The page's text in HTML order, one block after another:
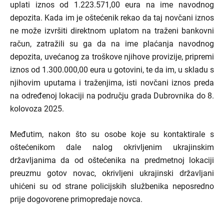
uplati iznos od 1.223.571,00 eura na ime navodnog
depozita. Kada im je oštećenik rekao da taj novčani iznos
ne može izvršiti direktnom uplatom na traženi bankovni
račun, zatražili su ga da na ime plaćanja navodnog
depozita, uvećanog za troškove njihove provizije, pripremi
iznos od 1.300.000,00 eura u gotovini, te da im, u skladu s
njihovim uputama i traženjima, isti novčani iznos preda
na određenoj lokaciji na području grada Dubrovnika do 8.
kolovoza 2025.
Međutim, nakon što su osobe koje su kontaktirale s
oštećenikom dale nalog okrivljenim ukrajinskim
državljanima da od oštećenika na predmetnoj lokaciji
preuzmu gotov novac, okrivljeni ukrajinski državljani
uhićeni su od strane policijskih službenika neposredno
prije dogovorene primopredaje novca.